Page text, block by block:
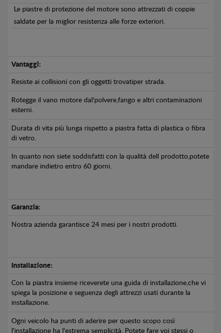
Le piastre di protezione del motore sono attrezzati di coppie
saldate per la miglior resistenza alle forze exteriori.
Vantaggi:
Resiste ai collisioni con gli oggetti trovatiper strada.
Rotegge il vano motore dal'polvere,fango e altri contaminazioni
esterni.
Durata di vita più lunga rispetto a piastra fatta di plastica o fibra
di vetro.
In quanto non siete soddisfatti con la qualità dell prodotto,potete
mandare indietro entro 60 giorni.
Garanzia:
Nostra azienda garantisce 24 mesi per i nostri prodotti.
Installazione:
Con la piastra insieme riceverete una guida di installazione,che vi
spiega la posizione e seguenza degli attrezzi usati durante la
installazione.
Ogni veicolo ha punti di aderire per questo scopo così
l'installazione ha l'estrema semplicità. Potete fare voi stessi o